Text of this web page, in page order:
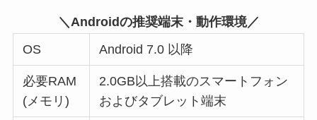
＼Androidの推奨端末・動作環境／
OS
Android 7.0 以降
必要RAM
(メモリ)
2.0GB以上搭載のスマートフォン
およびタブレット端末